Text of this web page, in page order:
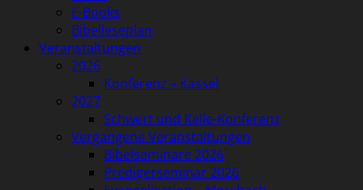
E-Books
Bibelleseplan
Veranstaltungen
2026
Konferenz – Kassel
2027
Schwert und Kelle-Konferenz
Vergangene Veranstaltungen
Bibelseminare 2026
Predigerseminar 2026